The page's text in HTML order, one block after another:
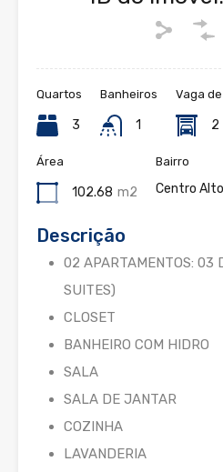
Quartos
3
Banheiros
1
Vaga
2
Área
102.68 m2
Bairro
Centro Alto
Descrição
02 APARTAMENTOS: 03
SUITES)
CLOSET
BANHEIRO COM HIDRO
SALA
SALA DE JANTAR
COZINHA
LAVANDERIA